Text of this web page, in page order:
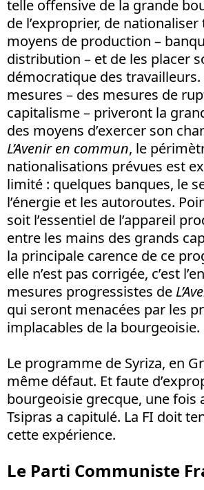
telle offensive de la grande
de l’exproprier, de
moyens de production –
distribution – et de les placer
démocratique des travailleurs.
mesures – des mesures de
capitalisme – priveront la
des moyens d’exercer son
L’Avenir en commun, le
nationalisations prévues est
limité : quelques banques, le
l’énergie et les autoroutes.
soit l’essentiel de l’appareil
entre les mains des grands
la principale carence de ce
elle n’est pas corrigée, c’est
mesures progressistes de
qui seront menacées par les
implacables de la bourgeoisie.
Le programme de Syriza, en
même défaut. Et faute
bourgeoisie grecque, une fois
Tsipras a capitulé. La FI doit
cette expérience.
Le Parti Communiste